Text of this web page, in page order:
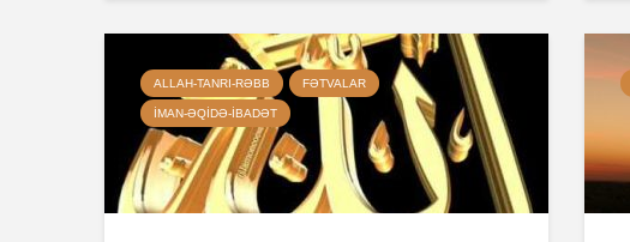
ALLAH-TANRI-RƏBB FƏTVALAR
İMAN-ƏQIDƏ-IBADƏT